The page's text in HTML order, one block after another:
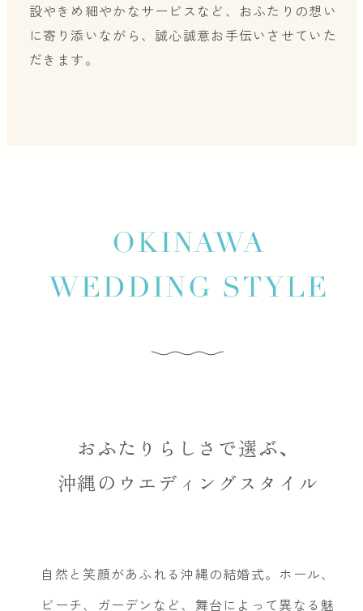
設やきめ細やかなサービスなど、おふたりの想い
に寄り添いながら、誠心誠意お手伝いさせていた
だきます。
おふたりらしさで選ぶ、
沖縄のウエディングスタイル
自然と笑顔があふれる沖縄の結婚式。ホール、
ビーチ、ガーデンなど、舞台によって異なる魅